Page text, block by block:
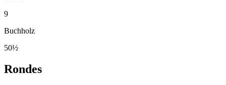
9
Buchholz
50½
Rondes